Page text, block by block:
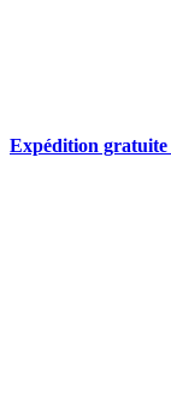
Expédition gratuite